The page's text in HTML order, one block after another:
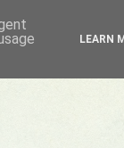
LEARN